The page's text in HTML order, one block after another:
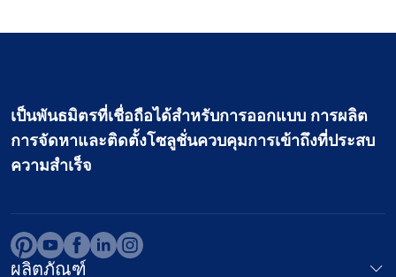
เป็นพันธมิตรที่เชื่อถือได้สําหรับการออกแบบ การผลิต
การจัดหาและติดตั้งโซลูชั่นควบคุมการเข้าถึงที่ประสบ
ความสำเร็จ
ผลิตภัณฑ์